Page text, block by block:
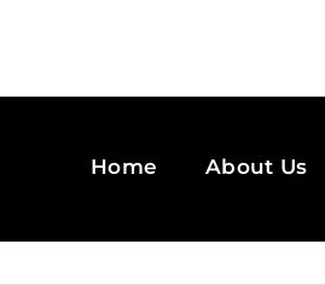
Home About Us